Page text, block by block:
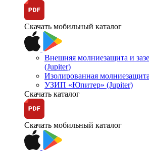
Скачать мобильный каталог
Внешняя молниезащита и
(Jupiter)
Изолированная
УЗИП «Юпитер» (Jupiter)
Скачать каталог
Скачать мобильный каталог